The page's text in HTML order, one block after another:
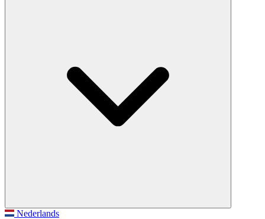
Nederlands